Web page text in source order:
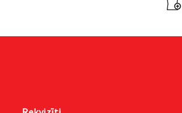
€332.00.